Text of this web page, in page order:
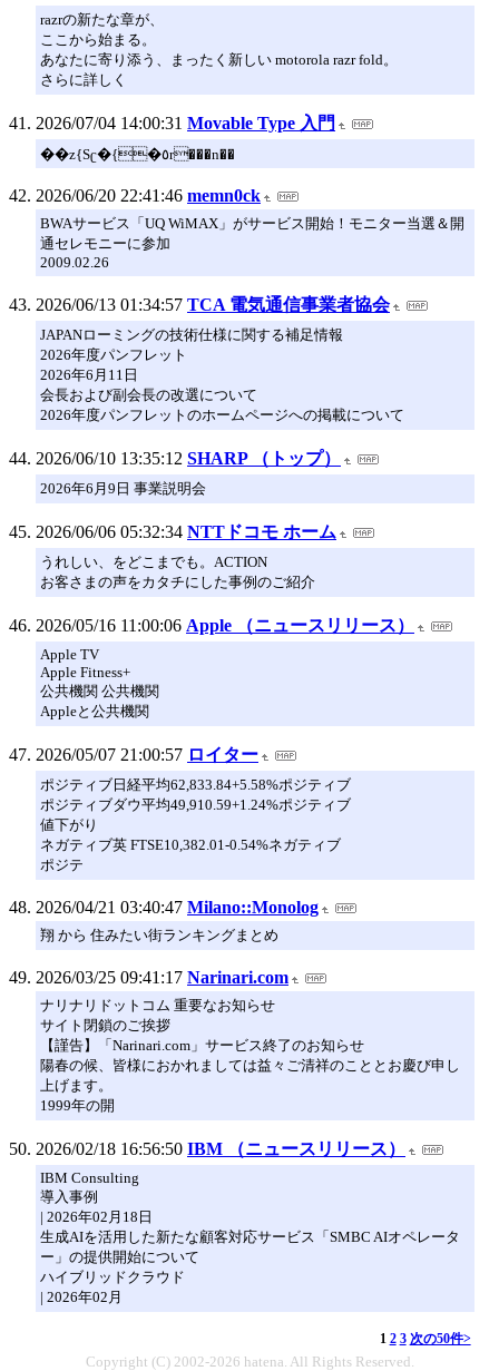
razrの新たな章が、
ここから始まる。
あなたに寄り添う、まったく新しい motorola razr fold。
さらに詳しく
2026/07/04 14:00:31 Movable Type 入門
��z{Sʗ�{�٥r���n��
2026/06/20 22:41:46 memn0ck
BWAサービス「UQ WiMAX」がサービス開始！モニター当選＆開
通セレモニーに参加
2009.02.26
2026/06/13 01:34:57 TCA 電気通信事業者協会
JAPANローミングの技術仕様に関する補足情報
2026年度パンフレット
2026年6月11日
会長および副会長の改選について
2026年度パンフレットのホームページへの掲載について
2026/06/10 13:35:12 SHARP （トップ）
2026年6月9日 事業説明会
2026/06/06 05:32:34 NTTドコモ ホーム
うれしい、をどこまでも。ACTION
お客さまの声をカタチにした事例のご紹介
2026/05/16 11:00:06 Apple （ニュースリリース）
Apple TV
Apple Fitness+
公共機関 公共機関
Appleと公共機関
2026/05/07 21:00:57 ロイター
ポジティブ日経平均62,833.84+5.58%ポジティブ
ポジティブダウ平均49,910.59+1.24%ポジティブ
値下がり
ネガティブ英 FTSE10,382.01-0.54%ネガティブ
ポジテ
2026/04/21 03:40:47 Milano::Monolog
翔 から 住みたい街ランキングまとめ
2026/03/25 09:41:17 Narinari.com
ナリナリドットコム 重要なお知らせ
サイト閉鎖のご挨拶
【謹告】「Narinari.com」サービス終了のお知らせ
陽春の候、皆様におかれましては益々ご清祥のこととお慶び申し
上げます。
1999年の開
2026/02/18 16:56:50 IBM （ニュースリリース）
IBM Consulting
導入事例
| 2026年02月18日
生成AIを活用した新たな顧客対応サービス「SMBC AIオペレータ
ー」の提供開始について
ハイブリッドクラウド
| 2026年02月
1 2 3 次の50件>
Copyright (C) 2002-2026 hatena. All Rights Reserved.